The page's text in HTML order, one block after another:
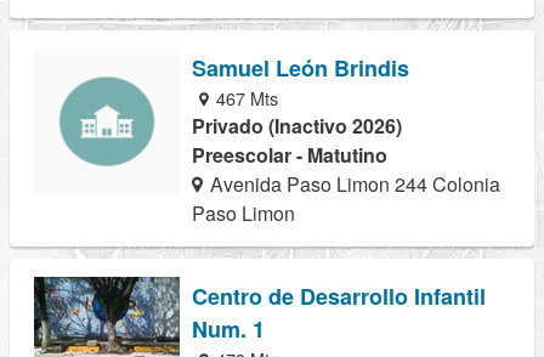
Samuel León Brindis
467 Mts
Privado (Inactivo 2026)
Preescolar - Matutino
Avenida Paso Limon 244 Colonia
Paso Limon
Centro de Desarrollo Infantil
Num. 1